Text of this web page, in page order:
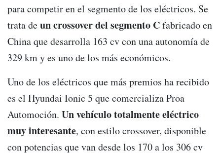
para competir en el segmento de los eléctricos. Se
trata deun crossover del segmento Cfabricado en
China que desarrolla 163 cv con una autonomía de
329 km y es uno de los más económicos.
Uno de los eléctricos que más premios ha recibido
es el Hyundai Ionic 5 que comercializa Proa
Automoción. Un vehículo totalmente eléctrico
muy interesante, con estilo crossover, disponible
con potencias que van desde los 170 a los 306 cv